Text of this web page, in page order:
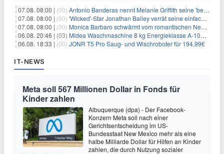
07.08. 08:00 | (00) Antonio Banderas nennt Melanie Griffith seine 'beste Freundin'
07.08. 08:00 | (00) 'Wicked'-Star Jonathan Bailey verrät seine einfache Hautpflegeroutine
07.08. 08:00 | (00) Monica Barbaro schwärmt vom romantischen New York
06.08. 20:46 | (03) Midea Waschmaschine 8 kg Energieklasse A-10% 1400 U/Min für 289,97€
06.08. 18:33 | (00) JONR T5 Pro Saug- und Wischroboter für 194,99€
IT-NEWS
Meta soll 567 Millionen Dollar in Fonds für
Kinder zahlen
Albuquerque (dpa) - Der Facebook-
Konzern Meta soll nach einer
Gerichtsentscheidung im US-
Bundesstaat New Mexico mehr als eine
halbe Milliarde Dollar für Hilfen an Kinder
zahlen, die durch Nutzung sozialer